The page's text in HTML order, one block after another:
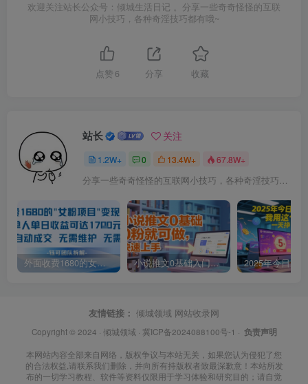
欢迎关注站长公众号：倾城生活日记 。分享一些奇奇怪怪的互联
网小技巧，各种奇淫技巧都有哦~
点赞 6 分享 收藏
站长 关注
1.2W+ 0 13.4W+ 67.8W+
分享一些奇奇怪怪的互联网小技巧，各种奇淫技巧都在本站。
外面收费1680的女粉项目变现，单人单日收益可达1.7k，全自动成交无需维护 小说推文0基础入门教程，0粉就可做，快速上手
友情链接： 倾城领域 网站收录网
Copyright © 2024 · 倾城领域· 冀ICP备2024088100号-1 · 负责声明
本网站内容全部来自网络，版权争议与本站无关，如果您认为侵犯了您
的合法权益,请联系我们删除，并向所有持版权者致最深歉意！本站所发
布的一切学习教程、软件等资料仅限用于学习体验和研究目的；请自觉